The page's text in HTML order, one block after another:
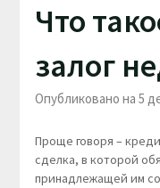
Что
залог
Опубликовано на 5
Проще говоря –
сделка, в которой
принадлежащей им